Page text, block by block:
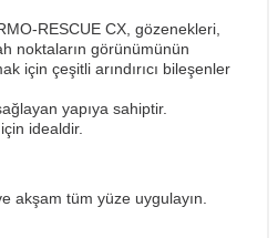
RESCUE CX, gözenekleri,
noktaların görünümünün
için çeşitli arındırıcı bileşenler
yapıya sahiptir.
idealdir.
akşam tüm yüze uygulayın.